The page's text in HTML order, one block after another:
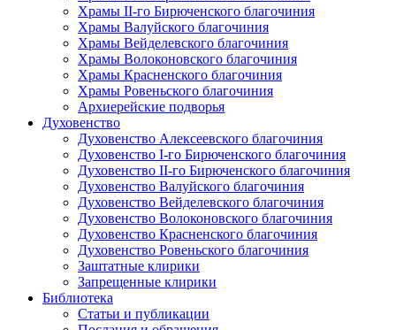
Храмы II-го Бирюченского благочиния
Храмы Валуйского благочиния
Храмы Вейделевского благочиния
Храмы Волоконовского благочиния
Храмы Красненского благочиния
Храмы Ровеньского благочиния
Архиерейские подворья
Духовенство
Духовенство Алексеевского благочиния
Духовенство I-го Бирюченского благочиния
Духовенство II-го Бирюченского благочиния
Духовенство Валуйского благочиния
Духовенство Вейделевского благочиния
Духовенство Волоконовского благочиния
Духовенство Красненского благочиния
Духовенство Ровеньского благочиния
Заштатные клирики
Запрещенные клирики
Библиотека
Статьи и публикации